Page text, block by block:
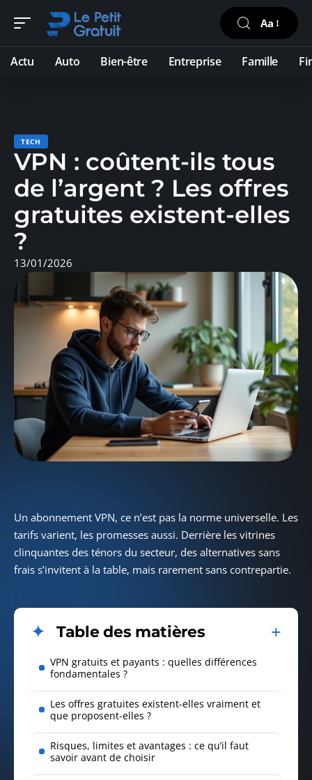
Aa
Actu Auto Bien-être Entreprise Famille
TECH
VPN : coûtent-ils tous
de l’argent ? Les offres
gratuites existent-elles
?
13/01/2026
Un abonnement VPN, ce n’est pas la norme universelle. Les
tarifs varient, les promesses aussi. Derrière les vitrines
clinquantes des ténors du secteur, des alternatives sans
frais s’invitent à la table, mais rarement sans contrepartie.
Table des matières
VPN gratuits et payants : quelles différences
fondamentales ?
Les offres gratuites existent-elles vraiment et
que proposent-elles ?
Risques, limites et avantages : ce qu’il faut
savoir avant de choisir